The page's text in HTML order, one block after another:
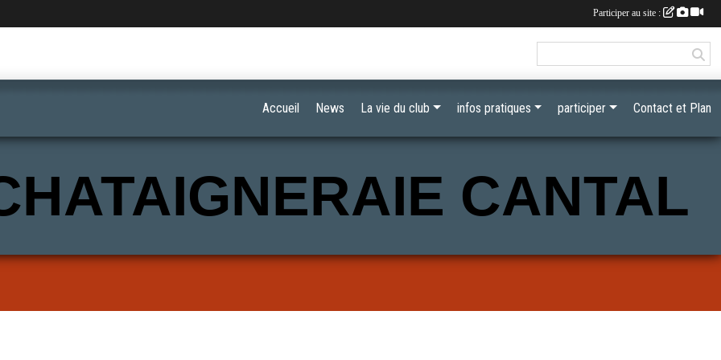
CANTAL
Accueil News La vie du club infos pratiques participer Contact et Plan
Participer au site :